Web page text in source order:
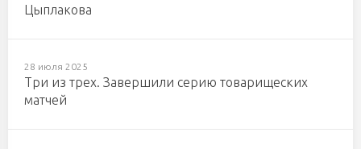
Цыплакова
28 июля 2025
Три из трех. Завершили серию товарищеских
матчей